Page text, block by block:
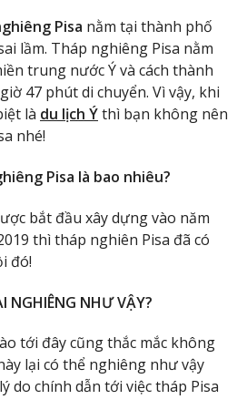
Pisa nằm tại thành phố
lầm. Tháp nghiêng Pisa nằm
trung nước Ý và cách thành
47 phút di chuyển. Vì vậy, khi
là du lịch Ýthì bạn không nên
nhé!
Pisa là bao nhiêu?
bắt đầu xây dựng vào năm
thì tháp nghiên Pisa đã có
đó!
NGHIÊNG NHƯ VẬY?
tới đây cũng thắc mắc không
lại có thể nghiêng như vậy
do chính dẫn tới việc tháp Pisa